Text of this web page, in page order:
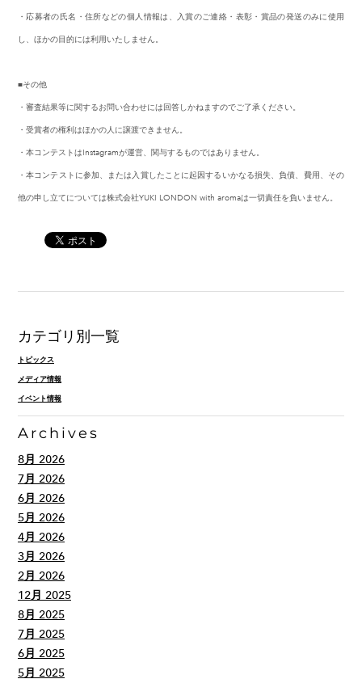
・応募者の氏名・住所などの個人情報は、入賞のご連絡・表彰・賞品の発送のみに使用
し、ほかの目的には利用いたしません。
■その他
・審査結果等に関するお問い合わせには回答しかねますのでご了承ください。
・受賞者の権利はほかの人に譲渡できません。
・本コンテストはInstagramが運営、関与するものではありません。
・本コンテストに参加、または入賞したことに起因するいかなる損失、負債、費用、その
他の申し立てについては株式会社YUKI LONDON with aromaは一切責任を負いません。
カテゴリ別一覧
トピックス
メディア情報
イベント情報
Archives
8月 2026
7月 2026
6月 2026
5月 2026
4月 2026
3月 2026
2月 2026
12月 2025
8月 2025
7月 2025
6月 2025
5月 2025